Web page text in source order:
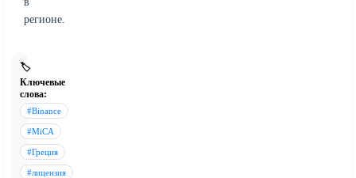
регионе.
🏷️
Ключевые
слова:
#Binance
#MiCA
#Греция
#лицензия